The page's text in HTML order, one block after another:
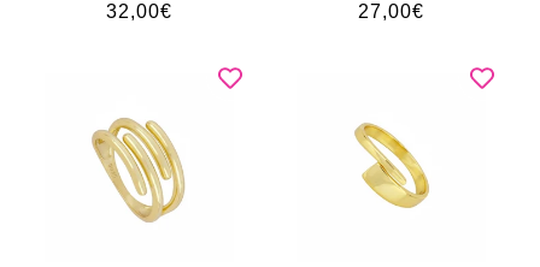
Precio
32,00€
Precio
27,00€